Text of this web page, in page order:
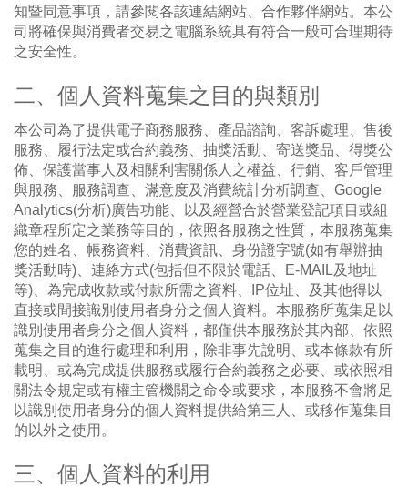
知暨同意事項，請參閱各該連結網站、合作夥伴網站。本公
司將確保與消費者交易之電腦系統具有符合一般可合理期待
之安全性。
二、個人資料蒐集之目的與類別
本公司為了提供電子商務服務、產品諮詢、客訴處理、售後
服務、履行法定或合約義務、抽獎活動、寄送獎品、得獎公
佈、保護當事人及相關利害關係人之權益、行銷、客戶管理
與服務、服務調查、滿意度及消費統計分析調查、Google
Analytics(分析)廣告功能、以及經營合於營業登記項目或組
織章程所定之業務等目的，依照各服務之性質，本服務蒐集
您的姓名、帳務資料、消費資訊、身份證字號(如有舉辦抽
獎活動時)、連絡方式(包括但不限於電話、E-MAIL及地址
等)、為完成收款或付款所需之資料、IP位址、及其他得以
直接或間接識別使用者身分之個人資料。本服務所蒐集足以
識別使用者身分之個人資料，都僅供本服務於其內部、依照
蒐集之目的進行處理和利用，除非事先說明、或本條款有所
載明、或為完成提供服務或履行合約義務之必要、或依照相
關法令規定或有權主管機關之命令或要求，本服務不會將足
以識別使用者身分的個人資料提供給第三人、或移作蒐集目
的以外之使用。
三、個人資料的利用